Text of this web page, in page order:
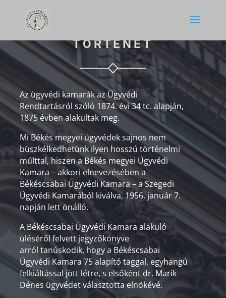
TÖRTÉNET
Az ügyvédi kamarák az Ügyvédi
Rendtartásról szóló 1874. évi 34 tc. alapján,
1875 évben alakultak meg.
Mi Békés megyei ügyvédek sajnos nem
büszkélkedhetünk ilyen hosszú történelmi
múlttal, hiszen a Békés megyei Ügyvédi
Kamara – akkori elnevezésében a
Békéscsabai Ügyvédi Kamara – a Szegedi
Ügyvédi Kamarából kiválva, 1956. január 7.
napján lett önálló.
A Békéscsabai Ügyvédi Kamara alakuló
üléséről felvett jegyzőkönyve
arról tanúskodik, hogy a Békéscsabai
Ügyvédi Kamara 75 alapító taggal, egyhangú
felkiáltással jött létre, s elsőként dr. Marik
Dénes ügyvédet választotta elnökévé.